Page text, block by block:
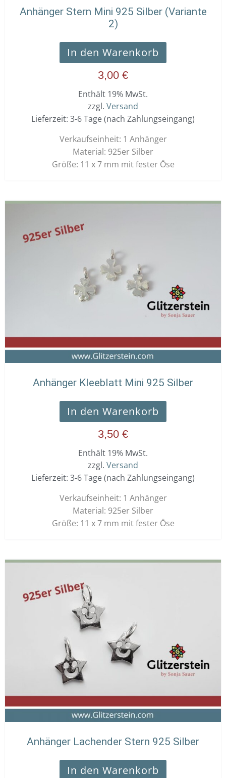
Anhänger Stern Mini 925 Silber (Variante
2)
In den Warenkorb
3,00 €
Enthält 19% MwSt.
zzgl. Versand
Lieferzeit: 3-6 Tage (nach Zahlungseingang)
Verkaufseinheit: 1 Anhänger
Material: 925er Silber
Größe: 11 x 7 mm mit fester Öse
Anhänger Kleeblatt Mini 925 Silber
In den Warenkorb
3,50 €
Enthält 19% MwSt.
zzgl. Versand
Lieferzeit: 3-6 Tage (nach Zahlungseingang)
Verkaufseinheit: 1 Anhänger
Material: 925er Silber
Größe: 11 x 7 mm mit fester Öse
Anhänger Lachender Stern 925 Silber
In den Warenkorb